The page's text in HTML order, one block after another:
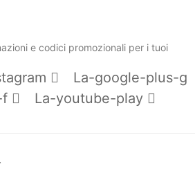
e codici promozionali per i tuoi
La-google-plus-g
f
La-youtube-play